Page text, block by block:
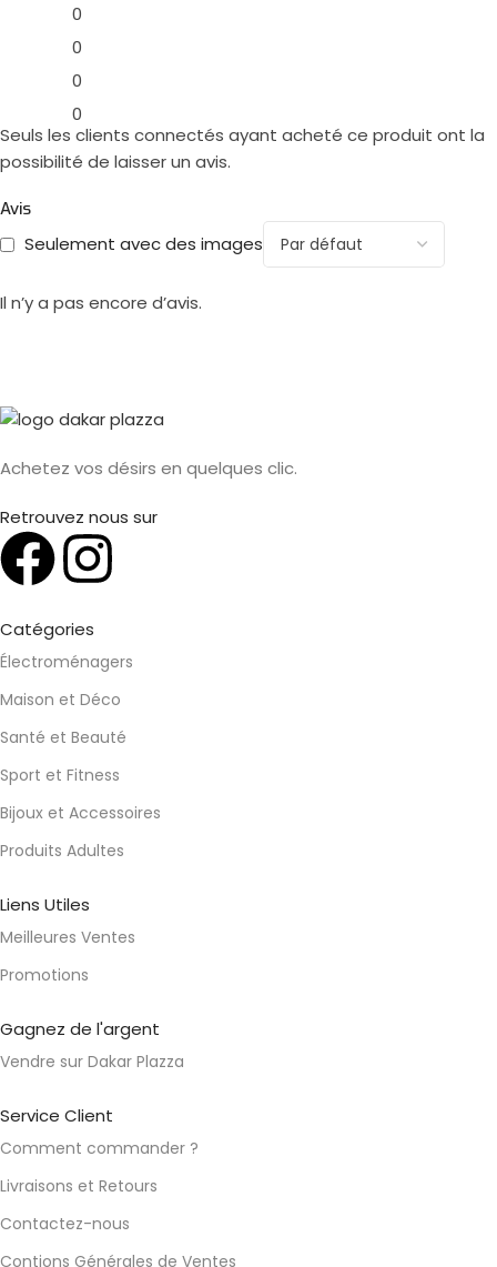
0
0
0
0
Avis
Seulement avec des images
Il n’y a pas encore d’avis.
Seuls les clients connectés ayant acheté ce produit ont la
possibilité de laisser un avis.
Achetez vos désirs en quelques clic.
Retrouvez nous sur
Catégories
Électroménagers
Maison et Déco
Santé et Beauté
Sport et Fitness
Bijoux et Accessoires
Produits Adultes
Liens Utiles
Meilleures Ventes
Promotions
Gagnez de l'argent
Vendre sur Dakar Plazza
Service Client
Comment commander ?
Livraisons et Retours
Contactez-nous
Contions Générales de Ventes